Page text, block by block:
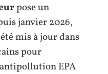
pose un
janvier 2026,
mis à jour dans
pour
EPA